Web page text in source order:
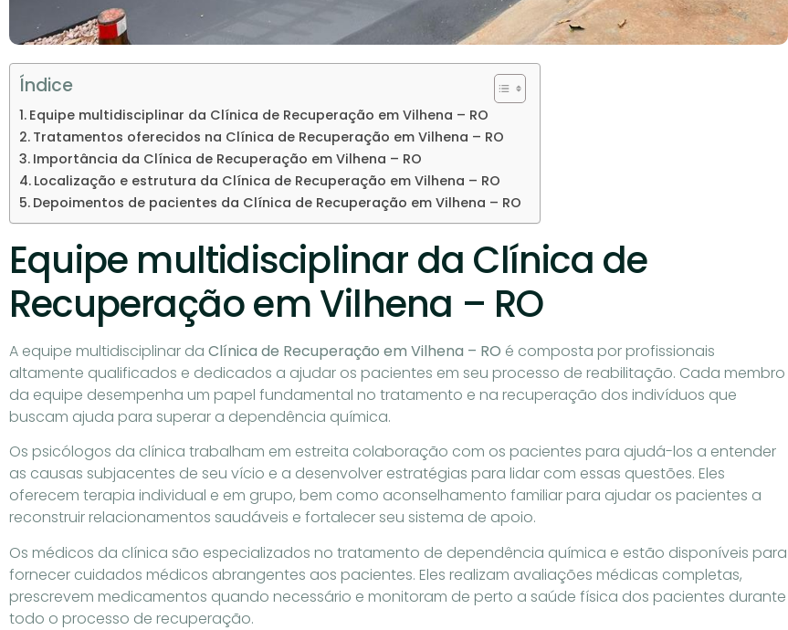
Índice
Equipe multidisciplinar da Clínica de Recuperação em Vilhena – RO
Tratamentos oferecidos na Clínica de Recuperação em Vilhena – RO
Importância da Clínica de Recuperação em Vilhena – RO
Localização e estrutura da Clínica de Recuperação em Vilhena – RO
Depoimentos de pacientes da Clínica de Recuperação em Vilhena – RO
Equipe multidisciplinar da Clínica de
Recuperação em Vilhena – RO
A equipe multidisciplinar da Clínica de Recuperação em Vilhena – RO é composta por profissionais
altamente qualificados e dedicados a ajudar os pacientes em seu processo de reabilitação. Cada membro
da equipe desempenha um papel fundamental no tratamento e na recuperação dos indivíduos que
buscam ajuda para superar a dependência química.
Os psicólogos da clínica trabalham em estreita colaboração com os pacientes para ajudá-los a entender
as causas subjacentes de seu vício e a desenvolver estratégias para lidar com essas questões. Eles
oferecem terapia individual e em grupo, bem como aconselhamento familiar para ajudar os pacientes a
reconstruir relacionamentos saudáveis e fortalecer seu sistema de apoio.
Os médicos da clínica são especializados no tratamento de dependência química e estão disponíveis para
fornecer cuidados médicos abrangentes aos pacientes. Eles realizam avaliações médicas completas,
prescrevem medicamentos quando necessário e monitoram de perto a saúde física dos pacientes durante
todo o processo de recuperação.